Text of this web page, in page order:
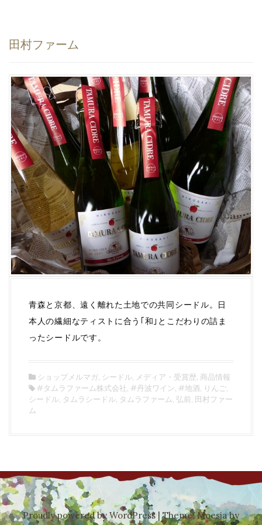
田村ファーム
青森と京都、遠く離れた土地での共同シードル。日
本人の繊細なティストに合う｢和｣とこだわりの詰ま
ったシードルです。
ショップメルマガ, シードル, メディア・受賞歴, 商品情報
#タムラファーム株式会社, #丹波ワイン, #地酒, りんご,
シードル, タムラシードル, タムラファーム, 弘前, 田村ファー
ム
Proudly powered by WordPress |Theme:Moesiaby